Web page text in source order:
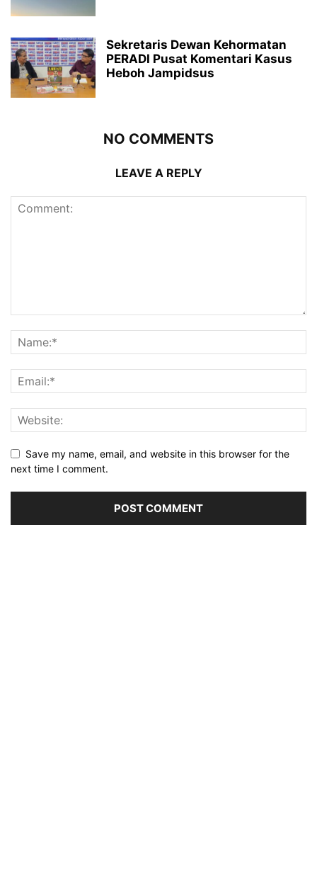
Sekretaris Dewan Kehormatan
PERADI Pusat Komentari Kasus
Heboh Jampidsus
NO COMMENTS
LEAVE A REPLY
Save my name, email, and website in this browser for the
next time I comment.